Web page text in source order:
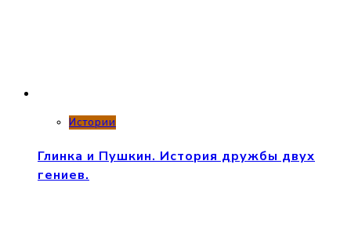
Истории
Глинка и Пушкин. История дружбы двух
гениев.